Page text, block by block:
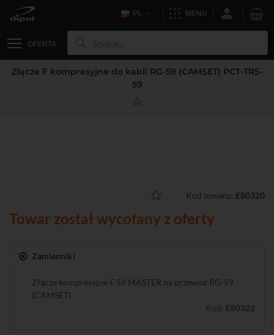
PL MENU
OFERTA
Złącze F kompresyjne do kabli RG-59 (CAMSET) PCT-TRS-
59
Kod towaru: E80320
Towar został wycofany z oferty
Zamienniki
Złącze kompresyjne F 59 MASTER na przewód RG-59
(CAMSET)
Kod: E80322